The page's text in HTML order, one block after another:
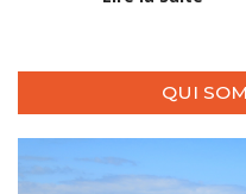
QUI